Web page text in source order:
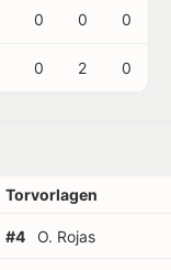
0 0 0
0 2 0
Torvorlagen
#4 O. Rojas